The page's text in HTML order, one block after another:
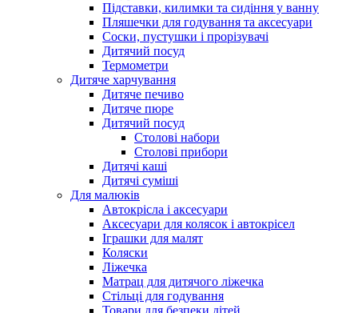
Підставки, килимки та сидіння у ванну
Пляшечки для годування та аксесуари
Соски, пустушки і прорізувачі
Дитячий посуд
Термометри
Дитяче харчування
Дитяче печиво
Дитяче пюре
Дитячий посуд
Столові набори
Столові прибори
Дитячі каші
Дитячі суміші
Для малюків
Автокрісла і аксесуари
Аксесуари для колясок і автокрісел
Іграшки для малят
Коляски
Ліжечка
Матрац для дитячого ліжечка
Стільці для годування
Товари для безпеки дітей